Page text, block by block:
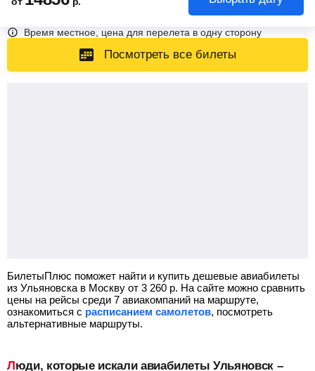
Время местное, цена для перелета в одну сторону
Посмотреть все билеты
БилетыПлюс поможет найти и купить дешевые авиабилеты
из Ульяновска в Москву от 3 260 р. На сайте можно сравнить
цены на рейсы среди 7 авиакомпаний на маршруте,
ознакомиться с расписанием самолетов, посмотреть
альтернативные маршруты.
Люди, которые искали авиабилеты Ульяновск –